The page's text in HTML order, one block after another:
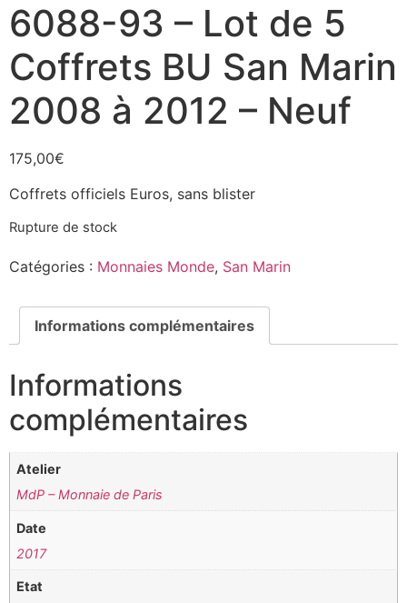
6088-93 – Lot de 5
Coffrets BU San Marin
2008 à 2012 – Neuf
175,00€
Coffrets officiels Euros, sans blister
Rupture de stock
Catégories : Monnaies Monde, San Marin
Informations complémentaires
Informations
complémentaires
Atelier
MdP – Monnaie de Paris
Date
2017
Etat